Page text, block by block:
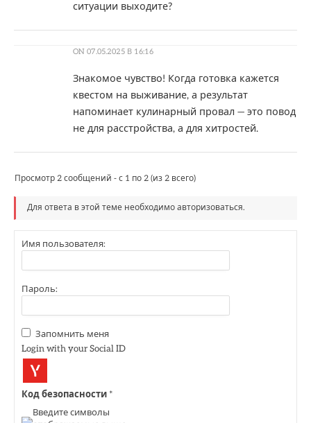
ситуации выходите?
ON 07.05.2025 В 16:16
Знакомое чувство! Когда готовка кажется
квестом на выживание, а результат
напоминает кулинарный провал — это повод
не для расстройства, а для хитростей.
Просмотр 2 сообщений - с 1 по 2 (из 2 всего)
Для ответа в этой теме необходимо авторизоваться.
Имя пользователя:
Пароль:
Запомнить меня
Login with your Social ID
Код безопасности *
Введите символы